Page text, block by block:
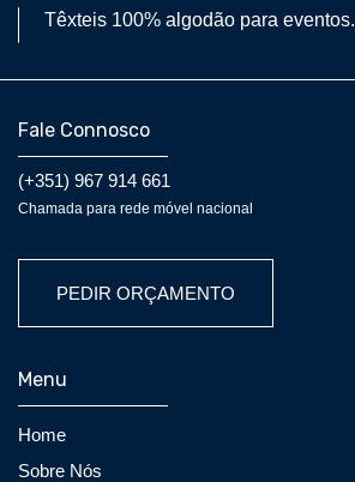
Têxteis 100% algodão para eventos.
Fale Connosco
(+351) 967 914 661
Chamada para rede móvel nacional
PEDIR ORÇAMENTO
Menu
Home
Sobre Nós